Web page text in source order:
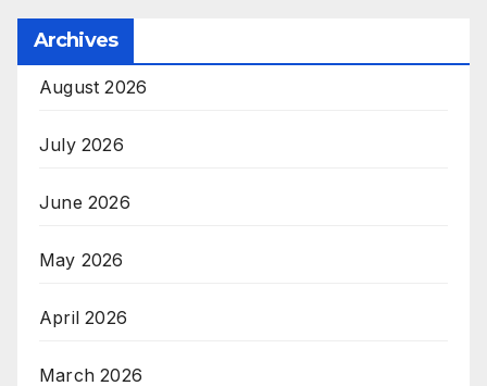
Archives
August 2026
July 2026
June 2026
May 2026
April 2026
March 2026